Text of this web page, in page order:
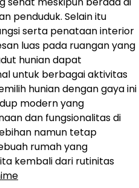
penduduk. Selain itu
serta penataan interior
luas pada ruangan yang
hunian dapat
untuk berbagai aktivitas
hunian dengan gaya ini
modern yang
dan fungsionalitas di
namun tetap
rumah yang
kembali dari rutinitas